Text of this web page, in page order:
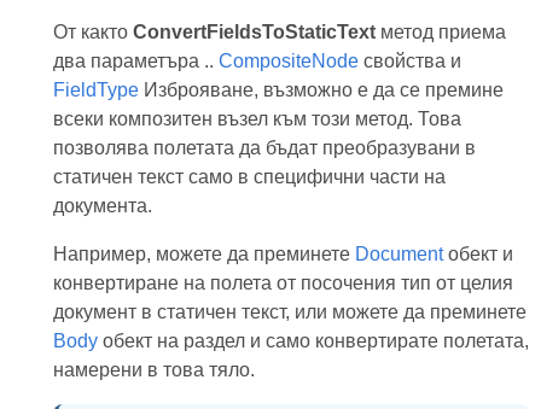
От както ConvertFieldsToStaticTextметод приема
два параметъра .. CompositeNodeсвойства и
FieldTypeИзброяване, възможно е да се премине
всеки композитен възел към този метод. Това
позволява полетата да бъдат преобразувани в
статичен текст само в специфични части на
документа.
Например, можете да преминете Documentобект и
конвертиране на полета от посочения тип от целия
документ в статичен текст, или можете да преминете
Bodyобект на раздел и само конвертирате полетата,
намерени в това тяло.